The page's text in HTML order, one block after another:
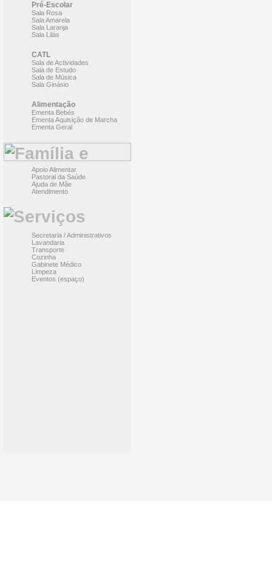
Pré-Escolar
Sala Rosa
Sala Amarela
Sala Laranja
Sala Lilás
CATL
Sala de Actividades
Sala de Estudo
Sala de Música
Sala Ginásio
Alimentação
Ementa Bebés
Ementa Aquisição de Marcha
Ementa Geral
Apoio Alimentar
Pastoral da Saúde
Ajuda de Mãe
Atendimento
Secretaria / Administrativos
Lavandaria
Transporte
Cozinha
Gabinete Médico
Limpeza
Eventos (espaço)